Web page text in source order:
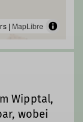
| MapLibre
Wipptal,
wobei